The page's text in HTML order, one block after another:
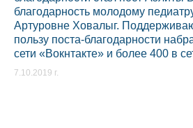
благодарность молодому
Артуровне Ховалыг.
пользу поста-благодарности
сети «Вокнтакте» и более 400 в
7.10.2019 г.